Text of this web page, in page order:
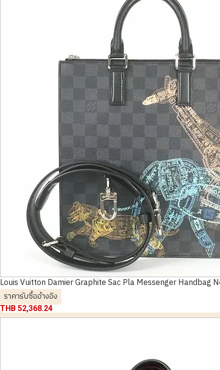
Louis Vuitton Damier Graphite Sac Pla Messenger Handbag
ราคารับซื้ออ้างอิง
THB 52,368.24